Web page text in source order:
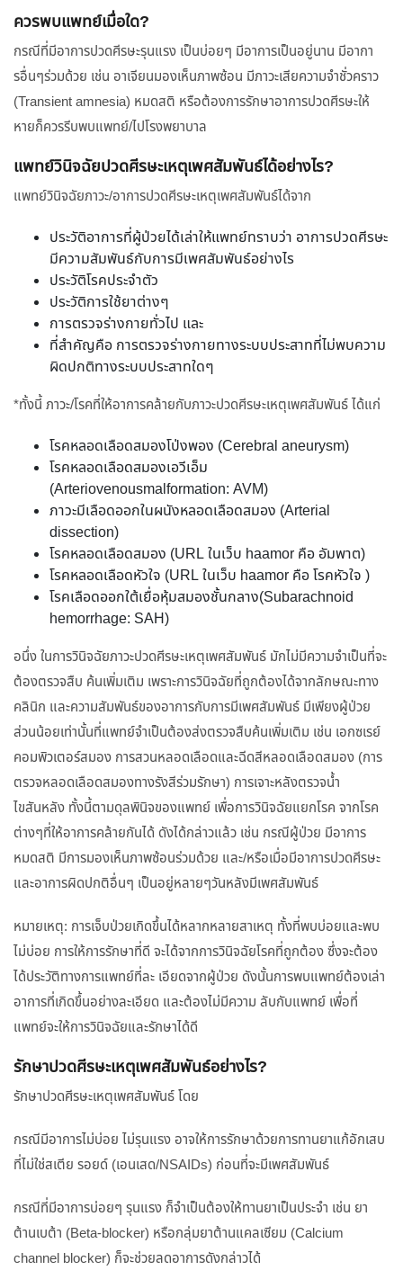
ควรพบแพทย์เมื่อใด?
กรณีที่มีอาการปวดศีรษะรุนแรง เป็นบ่อยๆ มีอาการเป็นอยู่นาน มีอากา
รอื่นๆร่วมด้วย เช่น อาเจียนมองเห็นภาพซ้อน มีภาวะเสียความจำชั่วคราว
(Transient amnesia) หมดสติ หรือต้องการรักษาอาการปวดศีรษะให้
หายก็ควรรีบพบแพทย์/ไปโรงพยาบาล
แพทย์วินิจฉัยปวดศีรษะเหตุเพศสัมพันธ์ได้อย่างไร?
แพทย์วินิจฉัยภาวะ/อาการปวดศีรษะเหตุเพศสัมพันธ์ได้จาก
ประวัติอาการที่ผู้ป่วยได้เล่าให้แพทย์ทราบว่า อาการปวดศีรษะ
มีความสัมพันธ์กับการมีเพศสัมพันธ์อย่างไร
ประวัติโรคประจำตัว
ประวัติการใช้ยาต่างๆ
การตรวจร่างกายทั่วไป และ
ที่สำคัญคือ การตรวจร่างกายทางระบบประสาทที่ไม่พบความ
ผิดปกติทางระบบประสาทใดๆ
*ทั้งนี้ ภาวะ/โรคที่ให้อาการคล้ายกับภาวะปวดศีรษะเหตุเพศสัมพันธ์ ได้แก่
โรคหลอดเลือดสมองโป่งพอง (Cerebral aneurysm)
โรคหลอดเลือดสมองเอวีเอ็ม
(Arteriovenousmalformation: AVM)
ภาวะมีเลือดออกในผนังหลอดเลือดสมอง (Arterial
dissection)
โรคหลอดเลือดสมอง (URL ในเว็บ haamor คือ อัมพาต)
โรคหลอดเลือดหัวใจ (URL ในเว็บ haamor คือ โรคหัวใจ )
โรคเลือดออกใต้เยื่อหุ้มสมองชั้นกลาง(Subarachnoid
hemorrhage: SAH)
อนึ่ง ในการวินิจฉัยภาวะปวดศีรษะเหตุเพศสัมพันธ์ มักไม่มีความจำเป็นที่จะ
ต้องตรวจสืบ ค้นเพิ่มเติม เพราะการวินิจฉัยที่ถูกต้องได้จากลักษณะทาง
คลินิก และความสัมพันธ์ของอาการกับการมีเพศสัมพันธ์ มีเพียงผู้ป่วย
ส่วนน้อยเท่านั้นที่แพทย์จำเป็นต้องส่งตรวจสืบค้นเพิ่มเติม เช่น เอกซเรย์
คอมพิวเตอร์สมอง การสวนหลอดเลือดและฉีดสีหลอดเลือดสมอง (การ
ตรวจหลอดเลือดสมองทางรังสีร่วมรักษา) การเจาะหลังตรวจน้ำ
ไขสันหลัง ทั้งนี้ตามดุลพินิจของแพทย์ เพื่อการวินิจฉัยแยกโรค จากโรค
ต่างๆที่ให้อาการคล้ายกันได้ ดังได้กล่าวแล้ว เช่น กรณีผู้ป่วย มีอาการ
หมดสติ มีการมองเห็นภาพซ้อนร่วมด้วย และ/หรือเมื่อมีอาการปวดศีรษะ
และอาการผิดปกติอื่นๆ เป็นอยู่หลายๆวันหลังมีเพศสัมพันธ์
หมายเหตุ: การเจ็บป่วยเกิดขึ้นได้หลากหลายสาเหตุ ทั้งที่พบบ่อยและพบ
ไม่บ่อย การให้การรักษาที่ดี จะได้จากการวินิจฉัยโรคที่ถูกต้อง ซึ่งจะต้อง
ได้ประวัติทางการแพทย์ที่ละ เอียดจากผู้ป่วย ดังนั้นการพบแพทย์ต้องเล่า
อาการที่เกิดขึ้นอย่างละเอียด และต้องไม่มีความ ลับกับแพทย์ เพื่อที่
แพทย์จะให้การวินิจฉัยและรักษาได้ดี
รักษาปวดศีรษะเหตุเพศสัมพันธ์อย่างไร?
รักษาปวดศีรษะเหตุเพศสัมพันธ์ โดย
กรณีมีอาการไม่บ่อย ไม่รุนแรง อาจให้การรักษาด้วยการทานยาแก้อักเสบ
ที่ไม่ใช่สเตีย รอยด์ (เอนเสด/NSAIDs) ก่อนที่จะมีเพศสัมพันธ์
กรณีที่มีอาการบ่อยๆ รุนแรง ก็จำเป็นต้องให้ทานยาเป็นประจำ เช่น ยา
ต้านเบต้า (Beta-blocker) หรือกลุ่มยาต้านแคลเซียม (Calcium
channel blocker) ก็จะช่วยลดอาการดังกล่าวได้